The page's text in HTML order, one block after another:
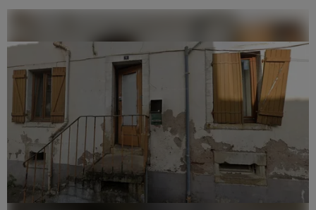
Un hommage a été rendu à Mélanie Grapinet ce lundi
par la ministre de l'Éducation nationale au sein de la
préfecture de la Haute-Marne.